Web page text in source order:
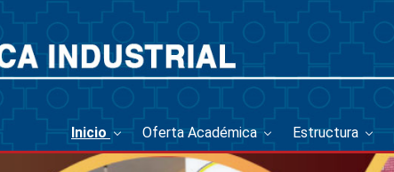
Inicio Oferta Académica Estructura